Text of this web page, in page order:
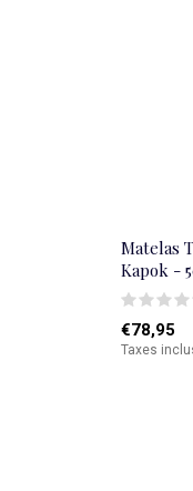
Matelas
Kapok -
€78,95
Taxes